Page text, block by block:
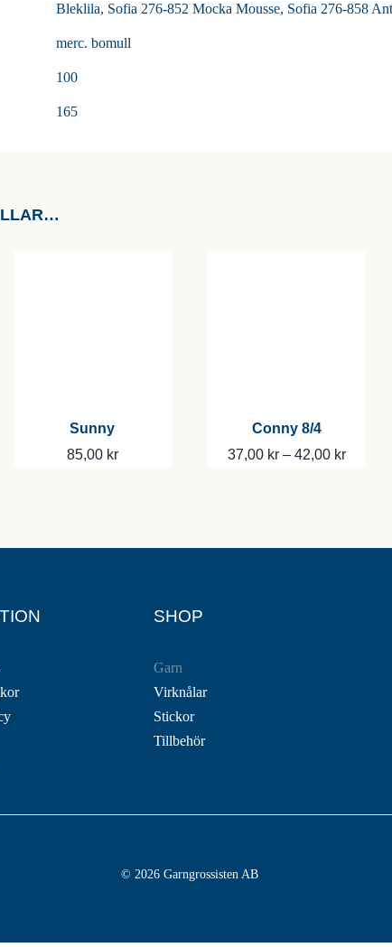
Bleklila, Sofia 276-852 Mocka Mousse, Sofia 276-858
merc. bomull
100
165
Sunny
85,00 kr
Conny 8/4
37,00 kr – 42,00 kr
SHOP
Garn
Virknålar
Stickor
Tillbehör
© 2026 Garngrossisten AB